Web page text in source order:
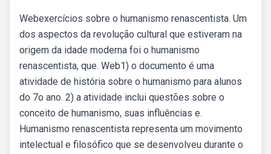
Webexercícios sobre o humanismo renascentista. Um
dos aspectos da revolução cultural que estiveram na
origem da idade moderna foi o humanismo
renascentista, que. Web1) o documento é uma
atividade de história sobre o humanismo para alunos
do 7o ano. 2) a atividade inclui questões sobre o
conceito de humanismo, suas influências e.
Humanismo renascentista representa um movimento
intelectual e filosófico que se desenvolveu durante o